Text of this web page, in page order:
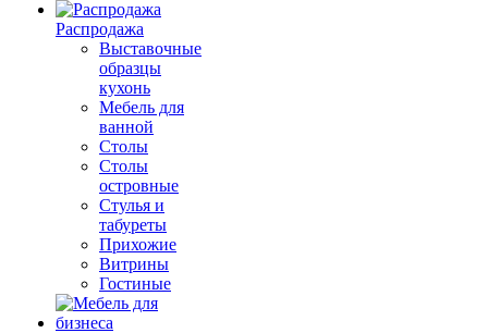
Распродажа
Выставочные
образцы
кухонь
Мебель для
ванной
Столы
Столы
островные
Стулья и
табуреты
Прихожие
Витрины
Гостиные